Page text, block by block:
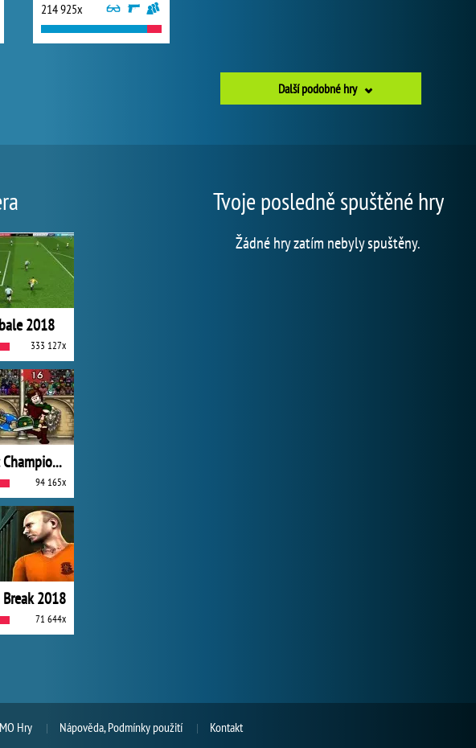
214 925x
Další podobné hry
2018
333 127x
Gladiátor: Champions Sprint
94 165x
2018
71 644x
Tvoje posledně spuštěné hry
Žádné hry zatím nebyly spuštěny.
Hry Nápověda, Podmínky použití Kontakt